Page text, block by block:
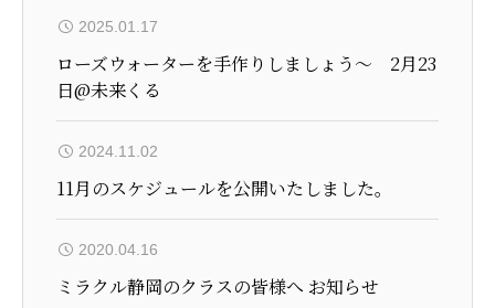
2025.01.17
ローズウォーターを手作りしましょう〜 2月23
日@未来くる
2024.11.02
11月のスケジュールを公開いたしました。
2020.04.16
ミラクル静岡のクラスの皆様へ お知らせ